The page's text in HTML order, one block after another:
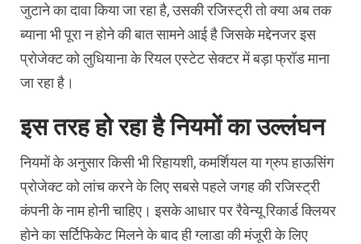
जुटाने का दावा किया जा रहा है, उसकी रजिस्ट्री तो क्या अब तक
ब्याना भी पूरा न होने की बात सामने आई है जिसके मद्देनजर इस
प्रोजेक्ट को लुधियाना के रियल एस्टेट सेक्टर में बड़ा फ्रॉड माना
जा रहा है।
इस तरह हो रहा है नियमों का उल्लंघन
नियमों के अनुसार किसी भी रिहायशी, कमर्शियल या ग्रुप हाऊसिंग
प्रोजेक्ट को लांच करने के लिए सबसे पहले जगह की रजिस्ट्री
कंपनी के नाम होनी चाहिए। इसके आधार पर रैवेन्यू रिकार्ड क्लियर
होने का सर्टिफिकेट मिलने के बाद ही ग्लाडा की मंजूरी के लिए